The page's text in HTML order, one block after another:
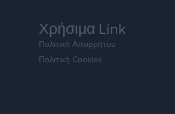
Χρήσιμα Link
Πολιτική Απορρήτου
Πολιτική Cookies